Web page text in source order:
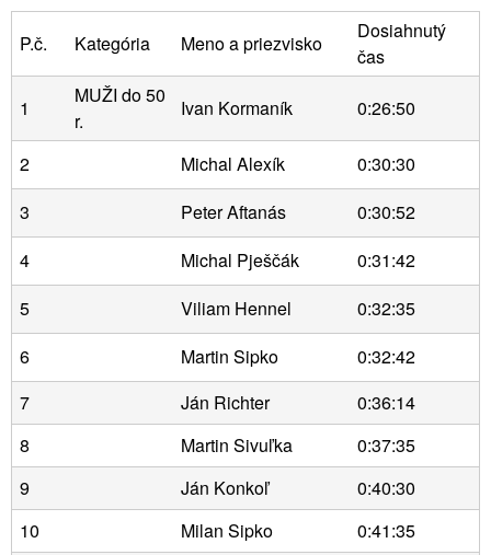
P.č. Kategória Meno a priezvisko
Dosiahnutý
čas
1
MUŽI do 50
r.
Ivan Kormaník 0:26:50
2 Michal Alexík
0:30:30
3
Peter Aftanás
0:30:52
4
Michal Pješčák
0:31:42
5
Viliam Hennel
0:32:35
6
Martin Sipko
0:32:42
7
Ján Richter
0:36:14
8
Martin Sivuľka
0:37:35
9
Ján Konkoľ
0:40:30
10
Milan Sipko 0:41:35